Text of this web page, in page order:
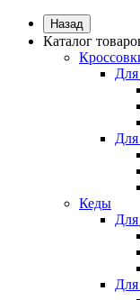
Назад
Каталог
Для
Для
Кеды
Для
Для